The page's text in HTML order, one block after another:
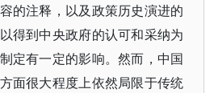
的注释，以及政策历史演进的
得到中央政府的认可和采纳为
定有一定的影响。然而，中国
面很大程度上依然局限于传统